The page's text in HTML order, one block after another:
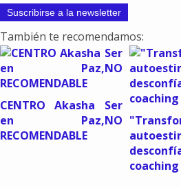
Suscribirse a la newsletter
También te recomendamos:
CENTRO Akasha Ser
en Paz,NO
RECOMENDABLE